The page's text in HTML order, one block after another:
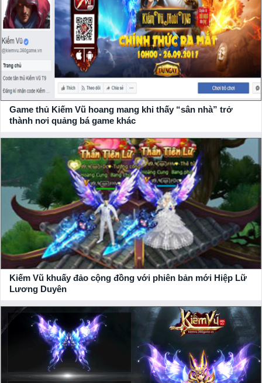
Hãy đồng hành cùng xemgame.com để cập nhật những thông
tin mới nhất về tựa game này và đồng thời thu về thật nhiều
giftcode, vip codegame giá trị từNPH VNGgửi tặng.
Game thủ Kiếm Vũ hoang mang khi thấy “sân nhà” trở
thành nơi quảng bá game khác
Kiếm Vũ khuấy đảo cộng đồng với phiên bản mới Hiệp Lữ
Lương Duyên